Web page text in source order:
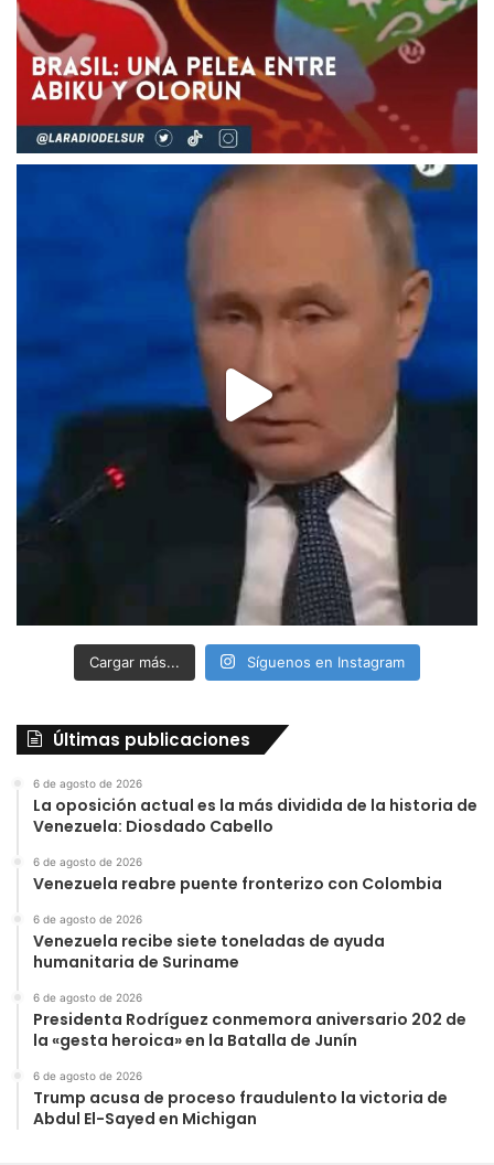
Cargar más... Síguenos en Instagram
Últimas publicaciones
6 de agosto de 2026
‎La oposición actual es la más dividida de la historia de
Venezuela: Diosdado Cabello
6 de agosto de 2026
Venezuela reabre puente fronterizo con Colombia
6 de agosto de 2026
Venezuela recibe siete toneladas de ayuda
humanitaria de Suriname
6 de agosto de 2026
Presidenta Rodríguez conmemora aniversario 202 de
la «gesta heroica» en la Batalla de Junín
6 de agosto de 2026
Trump acusa de proceso fraudulento la victoria de
Abdul El-Sayed en Michigan